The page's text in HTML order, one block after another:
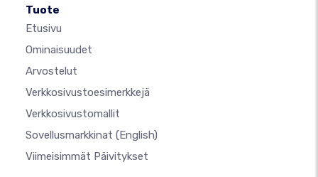
Tuote
Etusivu
Ominaisuudet
Arvostelut
Verkkosivustoesimerkkejä
Verkkosivustomallit
Sovellusmarkkinat (English)
Viimeisimmät Päivitykset